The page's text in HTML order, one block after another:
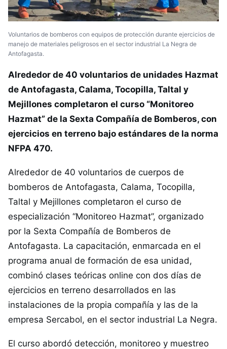
Voluntarios de bomberos con equipos de protección durante ejercicios de
manejo de materiales peligrosos en el sector industrial La Negra de
Antofagasta.
Alrededor de 40 voluntarios de unidades Hazmat
de Antofagasta, Calama, Tocopilla, Taltal y
Mejillones completaron el curso “Monitoreo
Hazmat” de la Sexta Compañía de Bomberos, con
ejercicios en terreno bajo estándares de la norma
NFPA 470.
Alrededor de 40 voluntarios de cuerpos de
bomberos de Antofagasta, Calama, Tocopilla,
Taltal y Mejillones completaron el curso de
especialización “Monitoreo Hazmat”, organizado
por la Sexta Compañía de Bomberos de
Antofagasta. La capacitación, enmarcada en el
programa anual de formación de esa unidad,
combinó clases teóricas online con dos días de
ejercicios en terreno desarrollados en las
instalaciones de la propia compañía y las de la
empresa Sercabol, en el sector industrial La Negra.
El curso abordó detección, monitoreo y muestreo